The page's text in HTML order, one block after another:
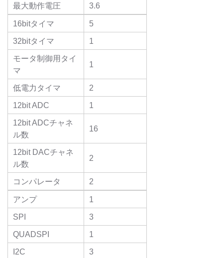
最大動作電圧
3.6
16bitタイマ
5
32bitタイマ
1
モータ制御用タイ
マ
1
低電力タイマ
2
12bit ADC
1
12bit ADCチャネ
ル数
16
12bit DACチャネ
ル数
2
コンパレータ
2
アンプ
1
SPI
3
QUADSPI
1
I2C
3